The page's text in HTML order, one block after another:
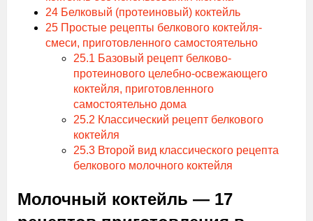
24 Белковый (протеиновый) коктейль
25 Простые рецепты белкового коктейля-
смеси, приготовленного самостоятельно
25.1 Базовый рецепт белково-
протеинового целебно-освежающего
коктейля, приготовленного
самостоятельно дома
25.2 Классический рецепт белкового
коктейля
25.3 Второй вид классического рецепта
белкового молочного коктейля
Молочный коктейль — 17